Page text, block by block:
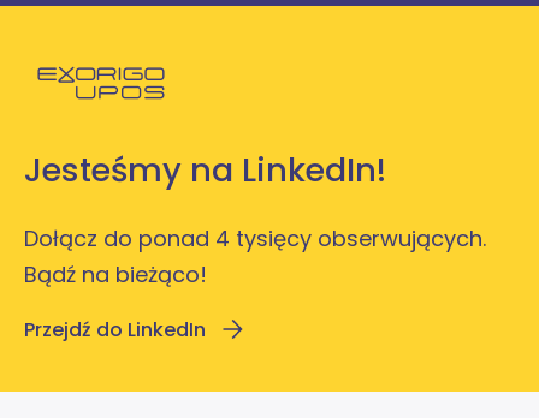
Jesteśmy na LinkedIn!
Dołącz do ponad 4 tysięcy obserwujących.
Bądź na bieżąco!
Przejdź do LinkedIn